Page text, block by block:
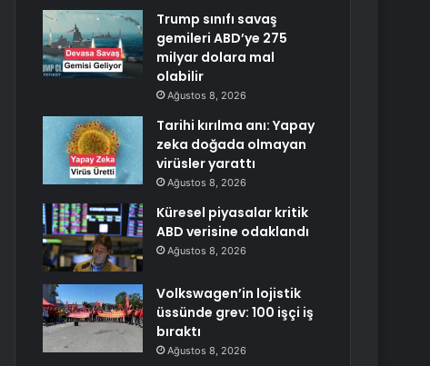
Trump sınıfı savaş
gemileri ABD’ye 275
milyar dolara mal
olabilir
Ağustos 8, 2026
Tarihi kırılma anı: Yapay
zeka doğada olmayan
virüsler yarattı
Ağustos 8, 2026
Küresel piyasalar kritik
ABD verisine odaklandı
Ağustos 8, 2026
Volkswagen’in lojistik
üssünde grev: 100 işçi iş
bıraktı
Ağustos 8, 2026